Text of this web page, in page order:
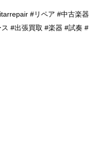
#リペア #中古楽器
#出張買取 #楽器 #試奏 #